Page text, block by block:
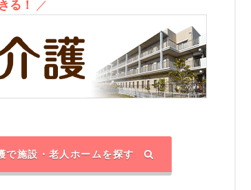
る！ ／
で施設・老人ホームを探す